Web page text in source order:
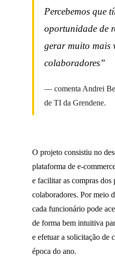
Percebemos que
oportunidade de
gerar muito mais
colaboradores”
comenta Andrei
de TI da Grendene.
O projeto consistiu no
plataforma de e-
e facilitar as compras dos
colaboradores. Por meio
cada funcionário pode
de forma bem intuitiva
e efetuar a solicitação de
época do ano.